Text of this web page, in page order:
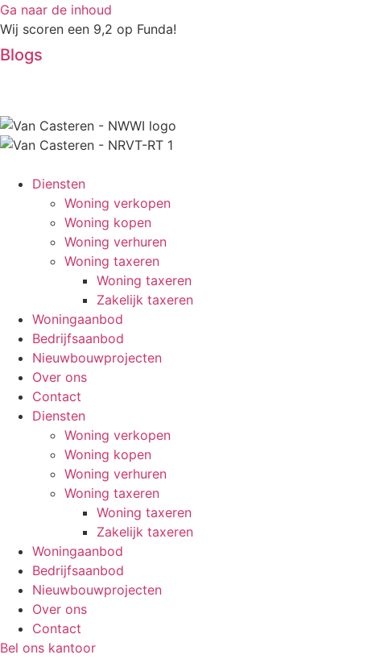
Ga naar de inhoud
Wij scoren een 9,2 op Funda!
Blogs
Diensten
Woning verkopen
Woning kopen
Woning verhuren
Woning taxeren
Woning taxeren
Zakelijk taxeren
Woningaanbod
Bedrijfsaanbod
Nieuwbouwprojecten
Over ons
Contact
Diensten
Woning verkopen
Woning kopen
Woning verhuren
Woning taxeren
Woning taxeren
Zakelijk taxeren
Woningaanbod
Bedrijfsaanbod
Nieuwbouwprojecten
Over ons
Contact
Bel ons kantoor